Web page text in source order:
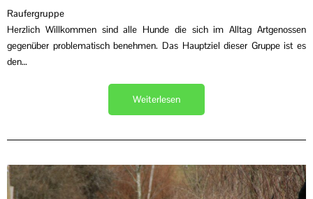
Raufergruppe
Herzlich Willkommen sind alle Hunde die sich im Alltag Artgenossen
gegenüber problematisch benehmen. Das Hauptziel dieser Gruppe ist es
den…
Weiterlesen